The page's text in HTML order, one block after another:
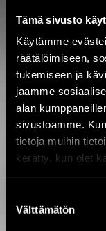
Tämä sivusto
Käytämme
räätälöimiseen,
tukemiseen ja
jaamme
alan
sivustoamme.
tietoja muihin
kerätty, kun olet
valinta
Välttämätön